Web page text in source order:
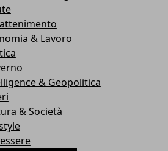
& Lavoro
& Geopolitica
& Società